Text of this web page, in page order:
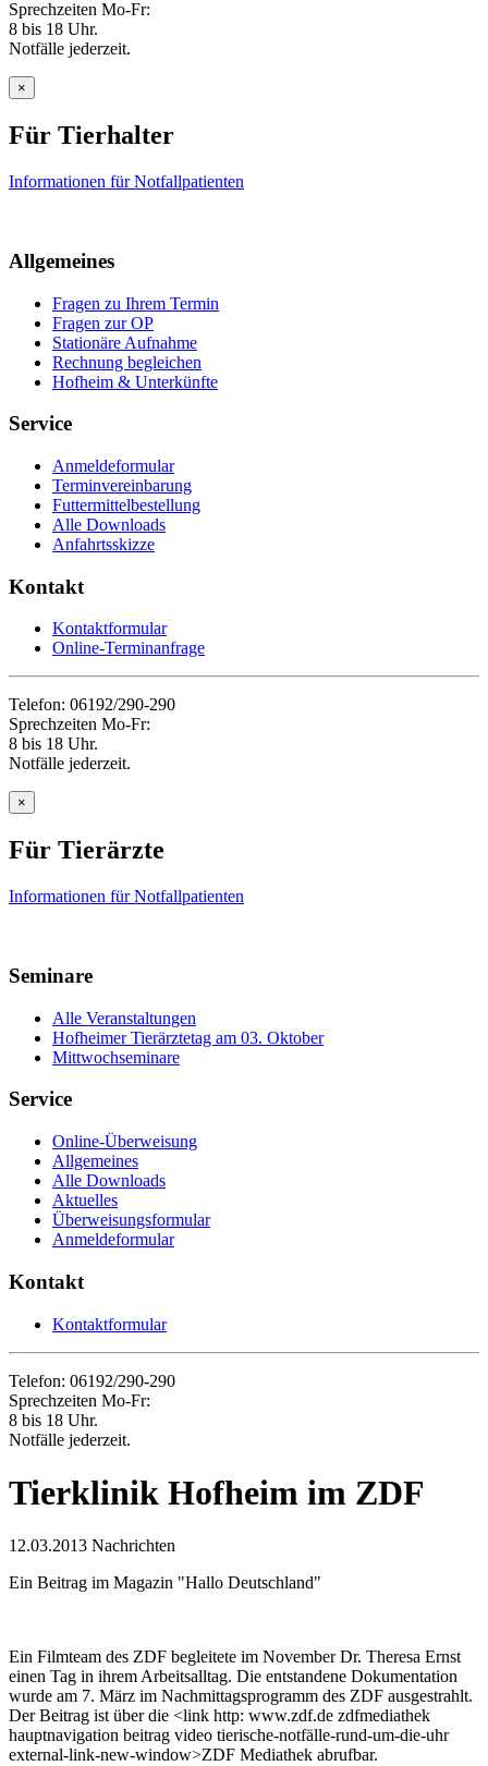
Sprechzeiten Mo-Fr:
8 bis 18 Uhr.
Notfälle jederzeit.
×
Für Tierhalter
Informationen für Notfallpatienten
Allgemeines
Fragen zu Ihrem Termin
Fragen zur OP
Stationäre Aufnahme
Rechnung begleichen
Hofheim & Unterkünfte
Service
Anmeldeformular
Terminvereinbarung
Futtermittelbestellung
Alle Downloads
Anfahrtsskizze
Kontakt
Kontaktformular
Online-Terminanfrage
Telefon: 06192/290-290
Sprechzeiten Mo-Fr:
8 bis 18 Uhr.
Notfälle jederzeit.
×
Für Tierärzte
Informationen für Notfallpatienten
Seminare
Alle Veranstaltungen
Hofheimer Tierärztetag am 03. Oktober
Mittwochseminare
Service
Online-Überweisung
Allgemeines
Alle Downloads
Aktuelles
Überweisungsformular
Anmeldeformular
Kontakt
Kontaktformular
Telefon: 06192/290-290
Sprechzeiten Mo-Fr:
8 bis 18 Uhr.
Notfälle jederzeit.
Tierklinik Hofheim im ZDF
12.03.2013 Nachrichten
Ein Beitrag im Magazin "Hallo Deutschland"
Ein Filmteam des ZDF begleitete im November Dr. Theresa Ernst
einen Tag in ihrem Arbeitsalltag. Die entstandene Dokumentation
wurde am 7. März im Nachmittagsprogramm des ZDF ausgestrahlt.
Der Beitrag ist über die <link http: www.zdf.de zdfmediathek
hauptnavigation beitrag video tierische-notfälle-rund-um-die-uhr
external-link-new-window>ZDF Mediathek abrufbar.